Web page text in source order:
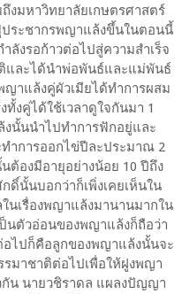
งมหาวิทยาลัยเกษตรศาสตร์
ระชากรพญาแล้งขึ้นในตอนนี้
งรอก้าวต่อไปสู่ความสำเร็จ
และได้นำพ่อพันธ์และแม่พันธ์
าแล้งคู่ผัวเมียได้ทำการผสม
งคู่ได้ใช้เวลาดูใจกันมา 1
งนั้นนำไปทำการฟักอยู่และ
ำการออกไข่ปีละประมาณ 2
ต้องมีอายุอย่างน้อย 10 ปีถึง
นั้นบอกว่าก็เพิ่งเคยเห็นใน
นเรื่องพญาแล้งมานานมากใน
นตัวอ่อนของพญาแล้งก็ถือว่า
ไปก็คือลูกของพญาแล้งนั้นจะ
มาชาติต่อไปเพื่อให้ฝูงพญา
น นายวชิราดล แผลงปัญญา